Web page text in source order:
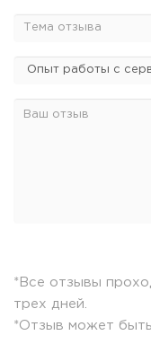
*Все отзывы
трех дней.
*Отзыв может